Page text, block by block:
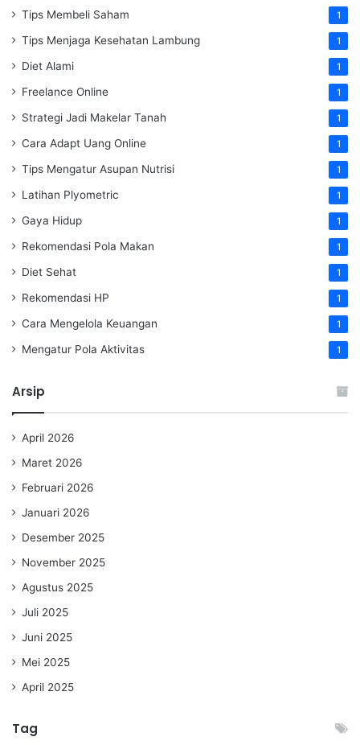
Tips Membeli Saham 1
Tips Menjaga Kesehatan Lambung 1
Diet Alami 1
Freelance Online 1
Strategi Jadi Makelar Tanah 1
Cara Adapt Uang Online 1
Tips Mengatur Asupan Nutrisi 1
Latihan Plyometric 1
Gaya Hidup 1
Rekomendasi Pola Makan 1
Diet Sehat 1
Rekomendasi HP 1
Cara Mengelola Keuangan 1
Mengatur Pola Aktivitas 1
Arsip
April 2026
Maret 2026
Februari 2026
Januari 2026
Desember 2025
November 2025
Agustus 2025
Juli 2025
Juni 2025
Mei 2025
April 2025
Tag